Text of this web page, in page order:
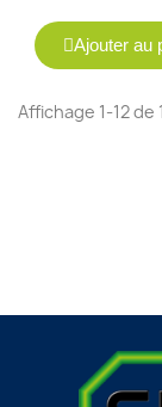
Ajouter au
Affichage 1-12 de